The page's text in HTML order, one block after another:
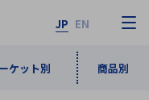
JP EN
ケット別 商品別